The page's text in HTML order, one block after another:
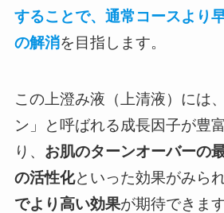
することで、通常コースより
の解消を目指します。
この上澄み液（上清液）には
ン」と呼ばれる成長因子が豊
り、 お肌のターンオーバーの
の活性化といった効果がみられ
でより高い効果が期待できます